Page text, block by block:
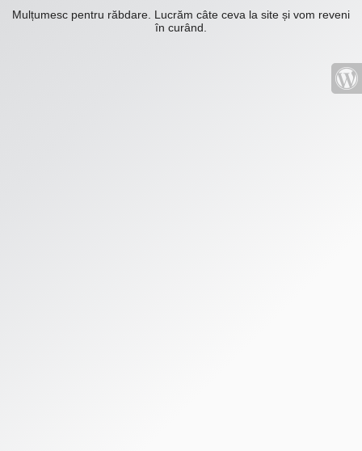
Mulțumesc pentru răbdare. Lucrăm câte ceva la site și vom reveni
în curând.